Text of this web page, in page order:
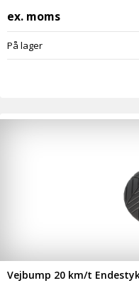
ex. moms
På lager
Vejbump 20 km/t